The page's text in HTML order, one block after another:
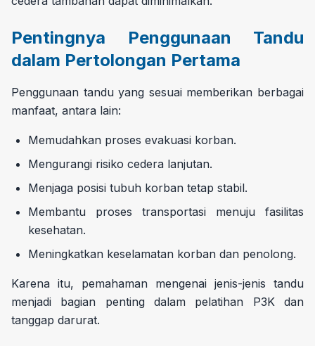
Pentingnya Penggunaan Tandu
dalam Pertolongan Pertama
Penggunaan tandu yang sesuai memberikan berbagai
manfaat, antara lain:
Memudahkan proses evakuasi korban.
Mengurangi risiko cedera lanjutan.
Menjaga posisi tubuh korban tetap stabil.
Membantu proses transportasi menuju fasilitas
kesehatan.
Meningkatkan keselamatan korban dan penolong.
Karena itu, pemahaman mengenai jenis-jenis tandu
menjadi bagian penting dalam pelatihan P3K dan
tanggap darurat.